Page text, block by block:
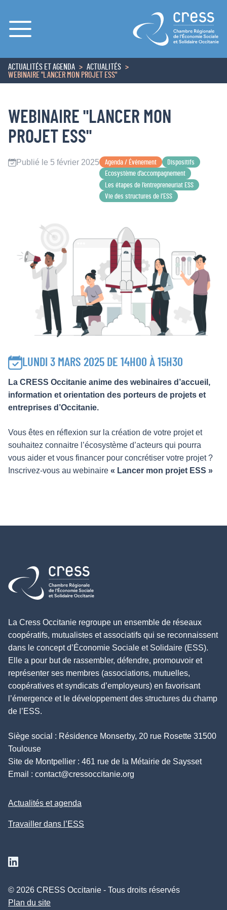
Menu
ACCUEIL
ACTUALITÉS ET AGENDA
ACTUALITÉS
WEBINAIRE "LANCER MON PROJET ESS"
WEBINAIRE "LANCER MON
PROJET ESS"
Publié le 5 février 2025 Agenda / Événement
Dispositifs
Ecosystème d’accompagnement
Les étapes de l’entrepreneuriat ESS
Vie des structures de l’ESS
LUNDI 3 MARS 2025 DE 14H00 À 15H30
La CRESS Occitanie anime des webinaires d’accueil,
information et orientation des porteurs de projets et
entreprises d’Occitanie.
Vous êtes en réflexion sur la création de votre projet et
souhaitez connaitre l’écosystème d’acteurs qui pourra
vous aider et vous financer pour concrétiser votre projet ?
Inscrivez-vous au webinaire « Lancer mon projet ESS »
Retour à l'accueil
La Cress Occitanie regroupe un ensemble de réseaux
coopératifs, mutualistes et associatifs qui se reconnaissent
dans le concept d’Économie Sociale et Solidaire (ESS).
Elle a pour but de rassembler, défendre, promouvoir et
représenter ses membres (associations, mutuelles,
coopératives et syndicats d’employeurs) en favorisant
l’émergence et le développement des structures du champ
de l’ESS.
Siège social : Résidence Monserby, 20 rue Rosette 31500
Toulouse
Site de Montpellier : 461 rue de la Métairie de Saysset
Email : contact@cressoccitanie.org
Actualités et agenda
Travailler dans l’ESS
© 2026 CRESS Occitanie - Tous droits réservés
Plan du site